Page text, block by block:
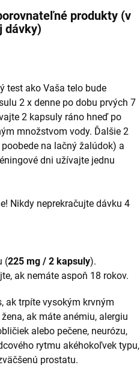
produkty (v
dávky)
test ako Vaša telo bude
2 x denne po dobu prvých 7
2 kapsuly ráno hneď po
množstvom vody. Ďalšie 2
na lačný žalúdok) a
dni užívajte jednu
Nikdy neprekračujte dávku 4
(225 mg / 2 kapsuly).
ak nemáte aspoň 18 rokov.
ak trpíte vysokým krvným
ak máte anémiu, alergiu
alebo pečene, neurózu,
rytmu akéhokoľvek typu,
prostatu.